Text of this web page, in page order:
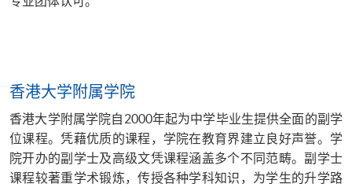
香港大学附属学院
香港大学附属学院自2000年起为中学毕业生提供全面的副学
位课程。凭藉优质的课程，学院在教育界建立良好声誉。学
院开办的副学士及高级文凭课程涵盖多个不同范畴。副学士
课程较著重学术锻炼，传授各种学科知识，为学生的升学路